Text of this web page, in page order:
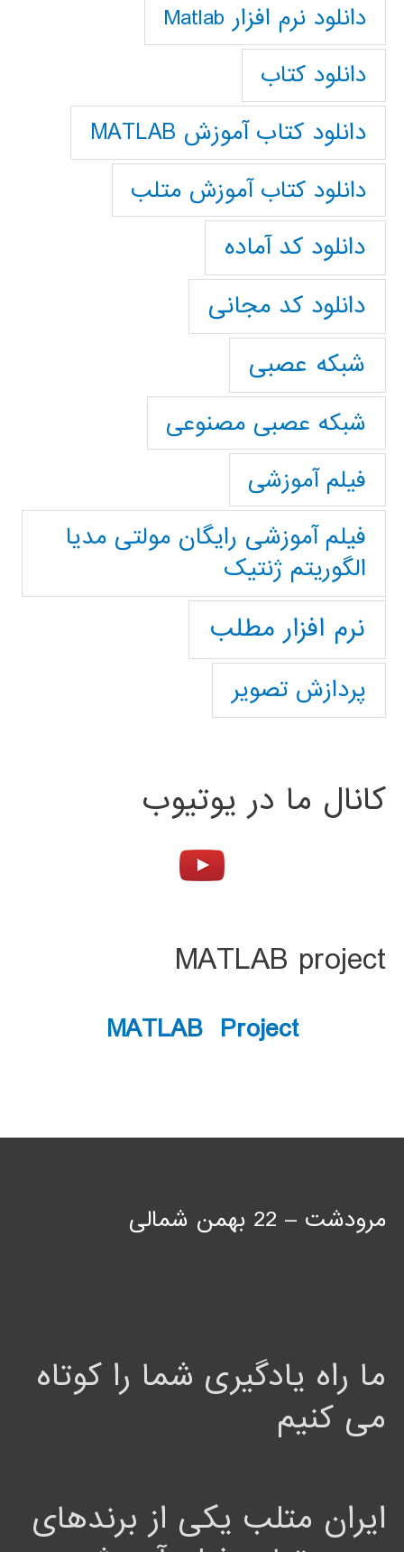
دانلود نرم افزار Matlab
دانلود کتاب
دانلود کتاب آموزش MATLAB
دانلود کتاب آموزش متلب
دانلود کد آماده
دانلود کد مجانی
شبکه عصبی
شبکه عصبی مصنوعی
فیلم آموزشی
فیلم آموزشی رایگان مولتی مدیا
الگوریتم ژنتیک
نرم افزار مطلب
پردازش تصویر
کانال ما در یوتیوب
MATLAB project
MATLAB Project
مرودشت – 22 بهمن شمالی
ما راه یادگیری شما را کوتاه
می کنیم
ایران متلب یکی از برندهای